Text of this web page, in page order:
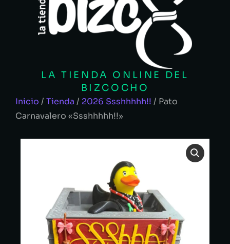
LA TIENDA ONLINE DEL
BIZCOCHO
Inicio / Tienda / 2026 Ssshhhhh!! / Pato
Carnavalero «Ssshhhhh!!»